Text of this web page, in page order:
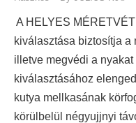
A HELYES
kiválasztása biztosítja a
illetve megvédi a
kiválasztásához
kutya mellkasának
körülbelül négyujjnyi